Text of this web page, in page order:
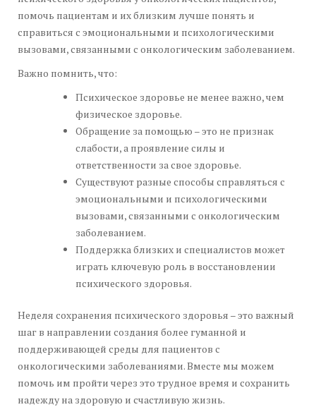
помочь пациентам и их близким лучше понять и
справиться с эмоциональными и психологическими
вызовами, связанными с онкологическим заболеванием.
Важно помнить, что:
Психическое здоровье не менее важно, чем
физическое здоровье.
Обращение за помощью – это не признак
слабости, а проявление силы и
ответственности за свое здоровье.
Существуют разные способы справляться с
эмоциональными и психологическими
вызовами, связанными с онкологическим
заболеванием.
Поддержка близких и специалистов может
играть ключевую роль в восстановлении
психического здоровья.
Неделя сохранения психического здоровья – это важный
шаг в направлении создания более гуманной и
поддерживающей среды для пациентов с
онкологическими заболеваниями. Вместе мы можем
помочь им пройти через это трудное время и сохранить
надежду на здоровую и счастливую жизнь.